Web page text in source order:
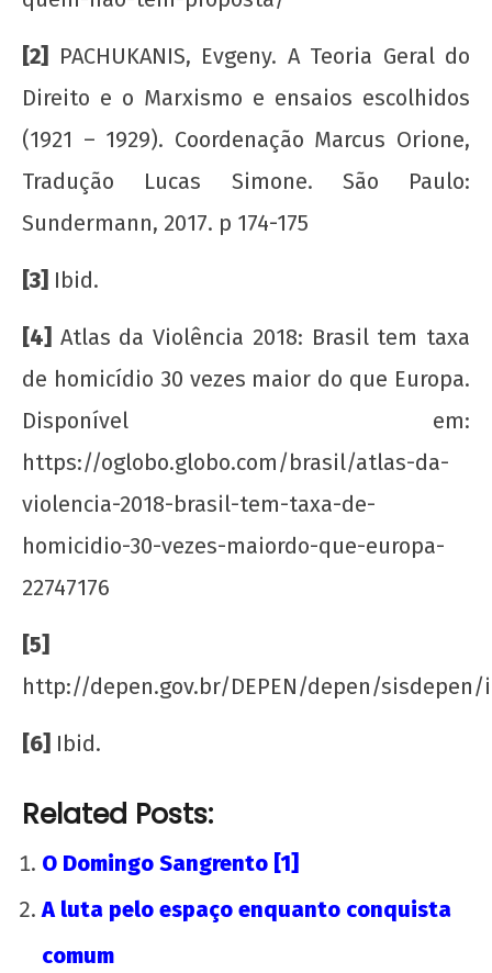
[2]
PACHUKANIS, Evgeny. A Teoria Geral do
Direito e o Marxismo e ensaios escolhidos
(1921 – 1929). Coordenação Marcus Orione,
Tradução Lucas Simone. São Paulo:
Sundermann, 2017. p 174-175
[3] Ibid.
[4] Atlas da Violência 2018: Brasil tem taxa
de homicídio 30 vezes maior do que Europa.
Disponível em:
https://oglobo.globo.com/brasil/atlas-da-
violencia-2018-brasil-tem-taxa-de-
homicidio-30-vezes-maiordo-que-europa-
22747176
[5]
http://depen.gov.br/DEPEN/depen/
[6] Ibid.
Related Posts:
O Domingo Sangrento [1]
A luta pelo espaço enquanto conquista
comum